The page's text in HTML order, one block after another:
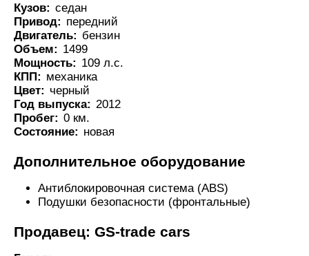
Кузов: седан
Привод: передний
Двигатель: бензин
Объем: 1499
Мощность: 109 л.с.
КПП: механика
Цвет: черный
Год выпуска: 2012
Пробег: 0 км.
Состояние: новая
Дополнительное оборудование
Антиблокировочная система (ABS)
Подушки безопасности (фронтальные)
Продавец: GS-trade cars